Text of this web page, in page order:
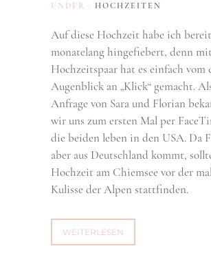
UNDER : HOCHZEITEN
Auf diese Hochzeit habe ich
monatelang hingefiebert, denn
Hochzeitspaar hat es einfach vom
Augenblick an „Klick“ gemacht.
Anfrage von Sara und Florian
wir uns zum ersten Mal per
die beiden leben in den USA. Da
aber aus Deutschland kommt,
Hochzeit am Chiemsee vor der
Kulisse der Alpen stattfinden.
WEITERLESEN